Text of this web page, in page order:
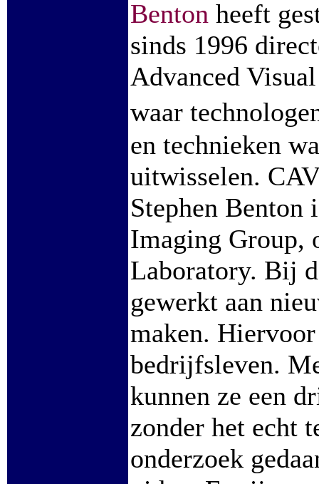
Benton heeft
sinds 1996
Advanced
waar
en technieken
uitwisselen.
Stephen Benton
Imaging Group,
Laboratory. Bij
gewerkt aan
maken.
bedrijfsleven.
kunnen ze een
zonder het echt
onderzoek